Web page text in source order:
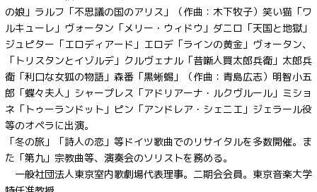
の娘」ラルフ「不思議の国のアリス」（作曲：木下牧子）笑い猫「ワ
ルキューレ」ヴォータン「メリー・ウィドウ」ダニロ「天国と地獄」
ジュピター「エロディアード」エロデ「ラインの黄金」ヴォータン、
「トリスタンとイゾルデ」クルヴェナル「昔噺人買太郎兵衛」太郎兵
衛「利口な女狐の物語」森番「黒蜥蜴」（作曲：青島広志）明智小五
郎「蝶々夫人」シャープレス「アドリアーナ・ルクヴルール」ミショ
ネ「トゥーランドット」ピン「アンドレア・シェニエ」ジェラール役
等のオペラに出演。
「冬の旅」「詩人の恋」等ドイツ歌曲でのリサイタルを多数開催。ま
た「第九」宗教曲等、演奏会のソリストを務める。
一般社団法人東京室内歌劇場代表理事。二期会会員。東京音楽大学